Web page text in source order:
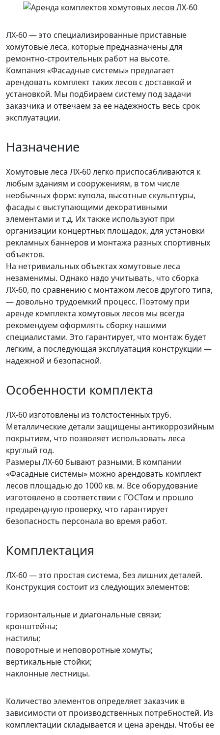
ЛХ-60 — это специализированные приставные
хомутовые леса, которые предназначены для
ремонтно-строительных работ на высоте.
Компания «Фасадные системы» предлагает
арендовать комплект таких лесов с доставкой и
установкой. Мы подбираем систему под задачи
заказчика и отвечаем за ее надежность весь срок
эксплуатации.
Назначение
Хомутовые леса ЛХ-60 легко приспосабливаются к
любым зданиям и сооружениям, в том числе
необычных форм: купола, высотные скульптуры,
фасады с выступающими декоративными
элементами и т.д. Их также используют при
организации концертных площадок, для установки
рекламных баннеров и монтажа разных спортивных
объектов.
На нетривиальных объектах хомутовые леса
незаменимы. Однако надо учитывать, что сборка
ЛХ-60, по сравнению с монтажом лесов другого типа,
— довольно трудоемкий процесс. Поэтому при
аренде комплекта хомутовых лесов мы всегда
рекомендуем оформлять сборку нашими
специалистами. Это гарантирует, что монтаж будет
легким, а последующая эксплуатация конструкции —
надежной и безопасной.
Особенности комплекта
ЛХ-60 изготовлены из толстостенных труб.
Металлические детали защищены антикоррозийным
покрытием, что позволяет использовать леса
круглый год.
Размеры ЛХ-60 бывают разными. В компании
«Фасадные системы» можно арендовать комплект
лесов площадью до 1000 кв. м. Все оборудование
изготовлено в соответствии с ГОСТом и прошло
предарендную проверку, что гарантирует
безопасность персонала во время работ.
Комплектация
ЛХ-60 — это простая система, без лишних деталей.
Конструкция состоит из следующих элементов:
горизонтальные и диагональные связи;
кронштейны;
настилы;
поворотные и неповоротные хомуты;
вертикальные стойки;
наклонные лестницы.
Количество элементов определяет заказчик в
зависимости от производственных потребностей. Из
комплектации складывается и цена аренды. Чтобы ее